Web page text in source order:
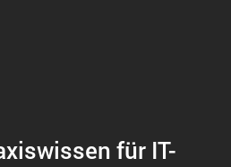
für IT-